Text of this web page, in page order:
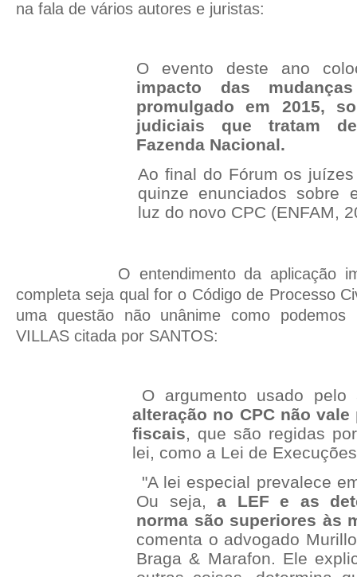
na fala de vários autores e juristas:
O evento deste ano
impacto das
promulgado em 2015,
judiciais que tratam
Fazenda Nacional.
Ao final do Fórum os
quinze enunciados sobre
luz do novo CPC (ENFAM,
O entendimento da aplicação
completa seja qual for o Código de Processo
uma questão não unânime como
VILLAS citada por SANTOS:
O argumento usado
alteração no CPC não
fiscais , que são regidas
lei, como a Lei de
"A lei especial prevalece
Ou seja,a LEF e as
norma são superiores às
comenta o advogado
Braga & Marafon. Ele